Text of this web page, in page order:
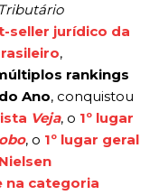
seller jurídico da
,
rankings
Ano, conquistou
Veja, o 1º lugar
, o 1º lugar geral
na categoria